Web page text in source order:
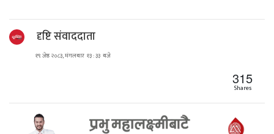
दृष्टि संवाददाता
१९ जेष्ठ २०८३, मंगलबार १३ : ३३ बजे
315
Shares